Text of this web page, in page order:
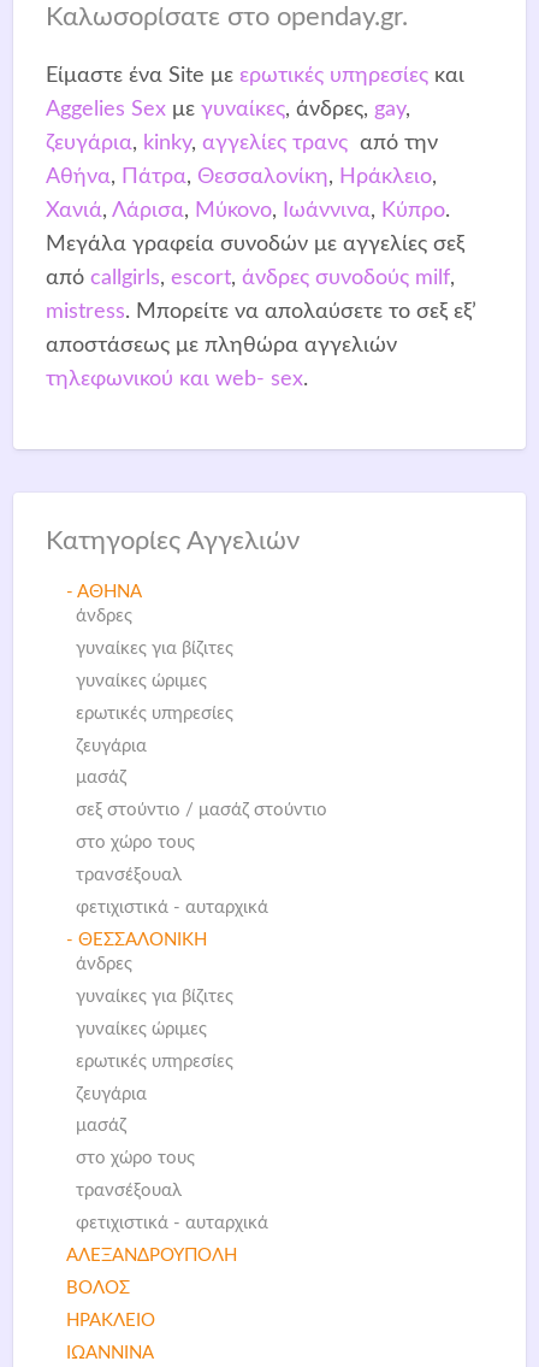
Καλωσορίσατε στο openday.gr.
Είμαστε ένα Site με ερωτικές υπηρεσίεςκαι
Aggelies Sexμε γυναίκες, άνδρες, gay,
ζευγάρια, kinky, αγγελίες τρανςαπό την
Αθήνα, Πάτρα, Θεσσαλονίκη, Ηράκλειο,
Χανιά, Λάρισα, Μύκονο, Ιωάννινα, Κύπρο.
Μεγάλα γραφεία συνοδών με αγγελίες σεξ
από callgirls, escort, άνδρες συνοδούς milf,
mistress. Μπορείτε να απολαύσετε το σεξ εξ’
αποστάσεως με πληθώρα αγγελιών
τηλεφωνικού και web- sex.
Κατηγορίες Αγγελιών
- ΑΘΗΝΑ
άνδρες
γυναίκες για βίζιτες
γυναίκες ώριμες
ερωτικές υπηρεσίες
ζευγάρια
μασάζ
σεξ στούντιο / μασάζ στούντιο
στο χώρο τους
τρανσέξουαλ
φετιχιστικά - αυταρχικά
- ΘΕΣΣΑΛΟΝΙΚΗ
άνδρες
γυναίκες για βίζιτες
γυναίκες ώριμες
ερωτικές υπηρεσίες
ζευγάρια
μασάζ
στο χώρο τους
τρανσέξουαλ
φετιχιστικά - αυταρχικά
ΑΛΕΞΑΝΔΡΟΥΠΟΛΗ
ΒΟΛΟΣ
ΗΡΑΚΛΕΙΟ
ΙΩΑΝΝΙΝΑ